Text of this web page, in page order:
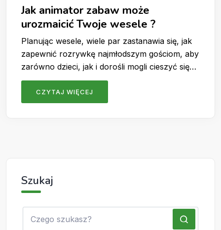
Jak animator zabaw może
urozmaicić Twoje wesele ?
Planując wesele, wiele par zastanawia się, jak
zapewnić rozrywkę najmłodszym gościom, aby
zarówno dzieci, jak i dorośli mogli cieszyć się…
CZYTAJ WIĘCEJ
Szukaj